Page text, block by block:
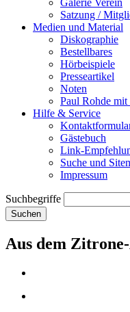
Galerie Verein
Satzung /
Medien und Material
Diskographie
Bestellbares
Hörbeispiele
Presseartikel
Noten
Paul Rohde mit
Hilfe & Service
Gästebuch
Link-
Suche und
Impressum
Suchbegriffe
Suchen
Aus dem